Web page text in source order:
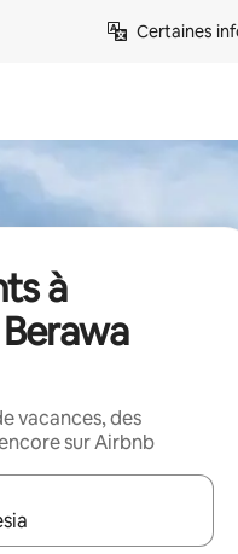
Certaines
à
vacances, des
sur Airbnb
utilisez les flèches